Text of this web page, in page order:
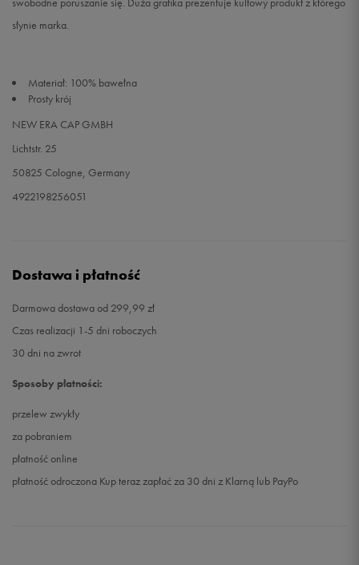
słynie marka.
Materiał: 100% bawełna
Prosty krój
NEW ERA CAP GMBH
Lichtstr. 25
50825 Cologne, Germany
4922198256051
Dostawa i płatność
Darmowa dostawa od 299,99 zł
Czas realizacji 1-5 dni roboczych
30 dni na zwrot
Sposoby płatności:
przelew zwykły
za pobraniem
płatność online
płatność odroczona Kup teraz zapłać za 30 dni z Klarną lub PayPo